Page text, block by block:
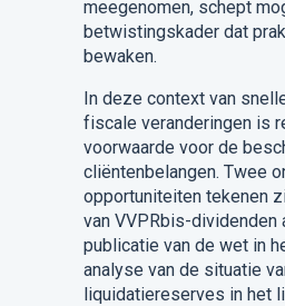
meegenomen, schept
betwistingskader dat
bewaken.
In deze context van
fiscale veranderingen is
voorwaarde voor de
cliëntenbelangen. Twee
opportuniteiten tekenen
van VVPRbis-dividenden
publicatie van de wet in
analyse van de situatie
liquidatiereserves in het